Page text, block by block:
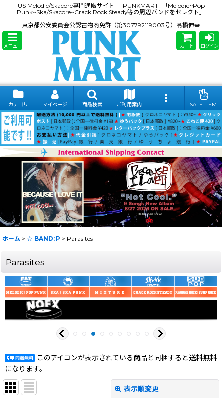
US Melodic/Skacore専門通販サイト "PUNKMART" 「Melodic~Pop
Punk~Ska/Skacore~Crack Rock Steady等の周辺バンドをセレクト」
東京都公安委員会公認古物商免許（第307792119003号）髙橋伸幸
メニュー カート ログイン
カテゴリ マイページ 商品検索 ご利用案内 SALE ITEM
ホーム > ☆ BAND: P > Parasites
Parasites
このアイコンが表示されている商品と同梱すると送料無料
になります。
表示順変更